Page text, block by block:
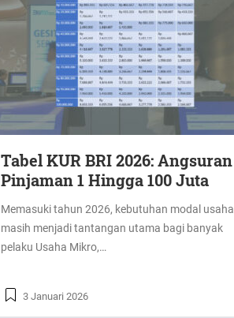
Tabel KUR BRI 2026: Angsuran
Pinjaman 1 Hingga 100 Juta
Memasuki tahun 2026, kebutuhan modal usaha
masih menjadi tantangan utama bagi banyak
pelaku Usaha Mikro,…
3 Januari 2026